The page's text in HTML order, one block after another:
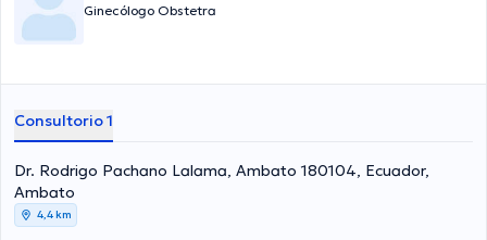
Ginecólogo Obstetra
Consultorio 1
Dr. Rodrigo Pachano Lalama, Ambato 180104, Ecuador,
Ambato
4,4 km